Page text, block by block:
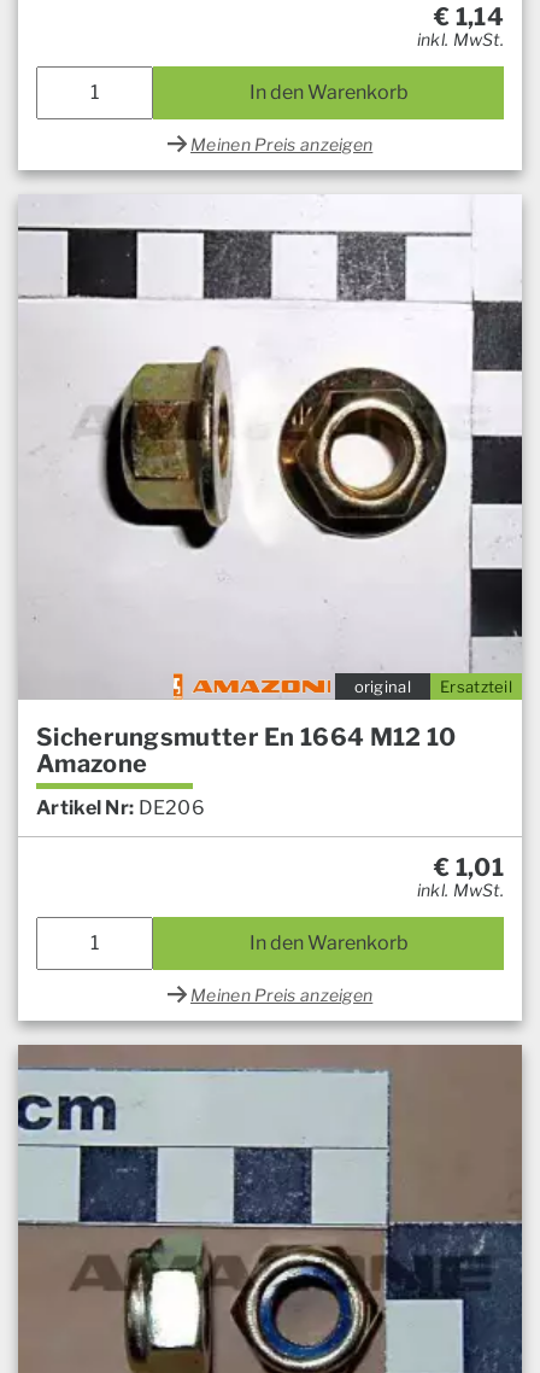
€ 1,14
inkl. MwSt.
In den Warenkorb
Meinen Preis anzeigen
Ersatzteil
original
Sicherungsmutter En 1664 M12 10
Amazone
Artikel Nr: DE206
€ 1,01
inkl. MwSt.
In den Warenkorb
Meinen Preis anzeigen